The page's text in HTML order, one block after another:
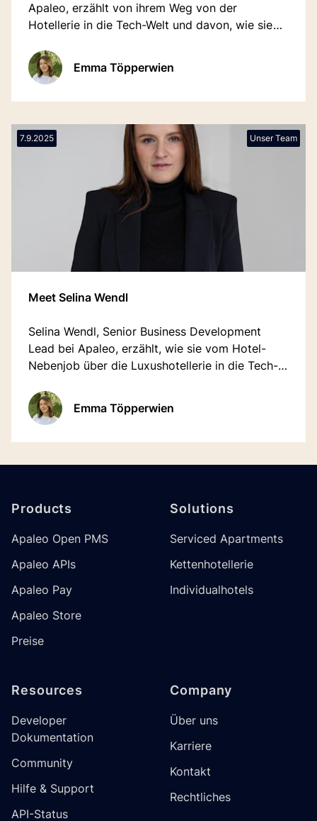
Apaleo, erzählt von ihrem Weg von der
Hotellerie in die Tech-Welt und davon, wie sie
persönlicher Entwicklung gestaltet.
Emma Töpperwien
7.9.2025 Unser Team
Meet Selina Wendl
Selina Wendl, Senior Business Development
Lead bei Apaleo, erzählt, wie sie vom Hotel-
Nebenjob über die Luxushotellerie in die Tech-
Antrieb, Hospitality-Erfahrung mit SaaS-
Innovation zu vereinen.
Emma Töpperwien
Products
Apaleo Open PMS
Apaleo APIs
Apaleo Pay
Apaleo Store
Preise
Solutions
Serviced Apartments
Kettenhotellerie
Individualhotels
Resources
Developer
Dokumentation
Community
Hilfe & Support
API-Status
Company
Über uns
Karriere
Kontakt
Rechtliches